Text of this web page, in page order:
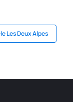
Les Deux Alpes